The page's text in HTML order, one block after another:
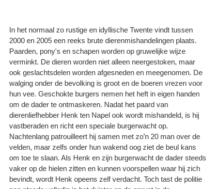
In het normaal zo rustige en idyllische Twente vindt tussen
2000 en 2005 een reeks brute dierenmishandelingen plaats.
Paarden, pony's en schapen worden op gruwelijke wijze
verminkt. De dieren worden niet alleen neergestoken, maar
ook geslachtsdelen worden afgesneden en meegenomen. De
walging onder de bevolking is groot en de boeren vrezen voor
hun vee. Geschokte burgers nemen het heft in eigen handen
om de dader te ontmaskeren. Nadat het paard van
dierenliefhebber Henk ten Napel ook wordt mishandeld, is hij
vastberaden en richt een speciale burgerwacht op.
Nachtenlang patrouilleert hij samen met zo’n 20 man over de
velden, maar zelfs onder hun wakend oog ziet de beul kans
om toe te slaan. Als Henk en zijn burgerwacht de dader steeds
vaker op de hielen zitten en kunnen voorspellen waar hij zich
bevindt, wordt Henk opeens zelf verdacht. Toch tast de politie